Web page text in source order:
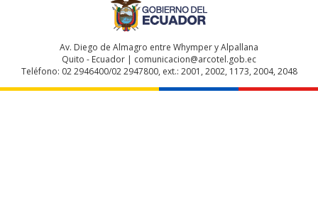
Av. Diego de Almagro entre Whymper y Alpallana
Quito - Ecuador | comunicacion@arcotel.gob.ec
Teléfono: 02 2946400/02 2947800, ext.: 2001, 2002, 1173, 2004, 2048